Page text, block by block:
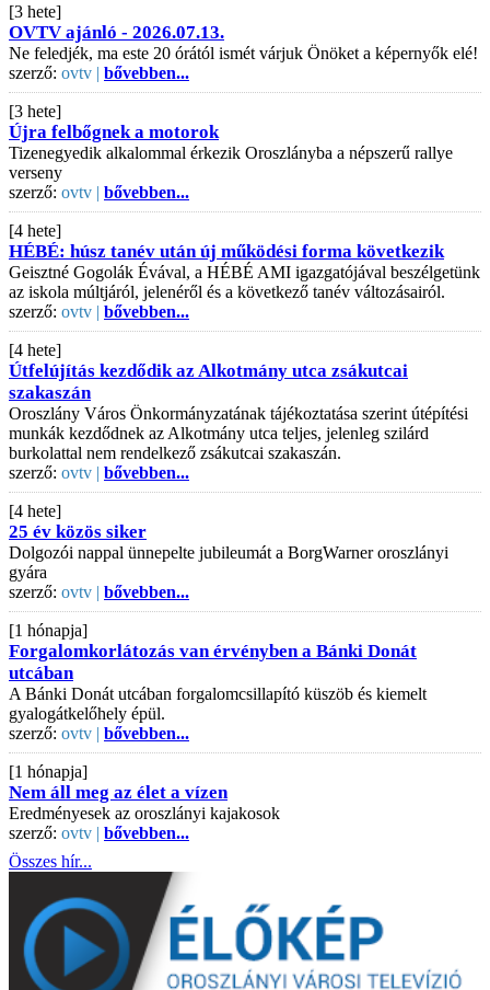
[3 hete]
OVTV ajánló - 2026.07.13.
Ne feledjék, ma este 20 órától ismét várjuk Önöket a képernyők elé!
szerző: ovtv | bővebben...
[3 hete]
Újra felbőgnek a motorok
Tizenegyedik alkalommal érkezik Oroszlányba a népszerű rallye
verseny
szerző: ovtv | bővebben...
[4 hete]
HÉBÉ: húsz tanév után új működési forma következik
Geisztné Gogolák Évával, a HÉBÉ AMI igazgatójával beszélgetünk
az iskola múltjáról, jelenéről és a következő tanév változásairól.
szerző: ovtv | bővebben...
[4 hete]
Útfelújítás kezdődik az Alkotmány utca zsákutcai
szakaszán
Oroszlány Város Önkormányzatának tájékoztatása szerint útépítési
munkák kezdődnek az Alkotmány utca teljes, jelenleg szilárd
burkolattal nem rendelkező zsákutcai szakaszán.
szerző: ovtv | bővebben...
[4 hete]
25 év közös siker
Dolgozói nappal ünnepelte jubileumát a BorgWarner oroszlányi
gyára
szerző: ovtv | bővebben...
[1 hónapja]
Forgalomkorlátozás van érvényben a Bánki Donát
utcában
A Bánki Donát utcában forgalomcsillapító küszöb és kiemelt
gyalogátkelőhely épül.
szerző: ovtv | bővebben...
[1 hónapja]
Nem áll meg az élet a vízen
Eredményesek az oroszlányi kajakosok
szerző: ovtv | bővebben...
Összes hír...